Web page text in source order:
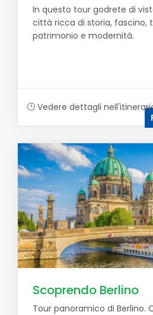
In questo tour godrete di
città ricca di storia, fascino,
patrimonio e modernità.
Vedere dettagli
Scoprendo Berlino
Tour panoramico di Berlino.